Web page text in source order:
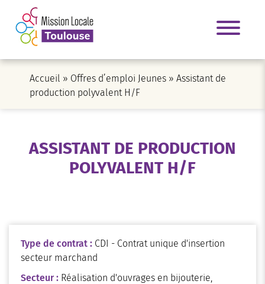
Accueil » Offres d’emploi Jeunes » Assistant de
production polyvalent H/F
ASSISTANT DE PRODUCTION
POLYVALENT H/F
Type de contrat : CDI - Contrat unique d'insertion
secteur marchand
Secteur : Réalisation d'ouvrages en bijouterie,